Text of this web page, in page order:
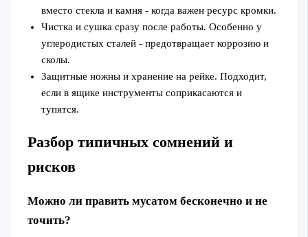
вместо стекла и камня - когда важен ресурс кромки.
Чистка и сушка сразу после работы. Особенно у
углеродистых сталей - предотвращает коррозию и
сколы.
Защитные ножны и хранение на рейке. Подходит,
если в ящике инструменты соприкасаются и
тупятся.
Разбор типичных сомнений и
рисков
Можно ли править мусатом бесконечно и не
точить?